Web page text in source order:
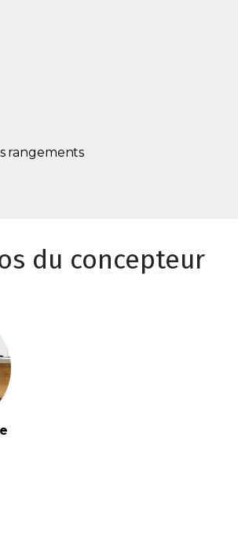
rangements
du concepteur